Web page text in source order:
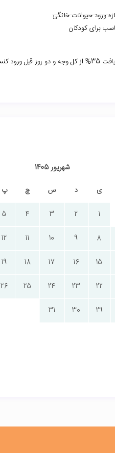
ورود حیوانات خانگی
برای کودکان
شهریور 1405
ی د س چ پ
1
2
3
4
5
8
9
10
11
12
15
16
17
18
19
22
23
24
25
26
29
30
31